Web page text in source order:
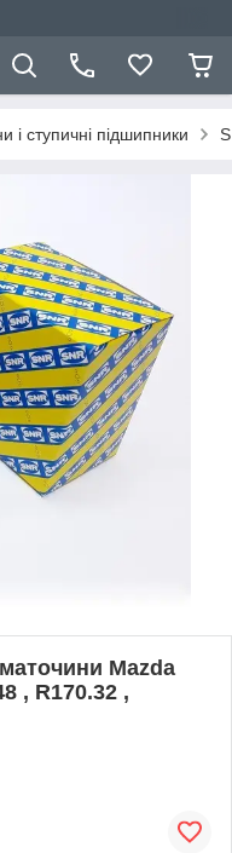
і ступичні підшипники
Mazda
, R170.32 ,